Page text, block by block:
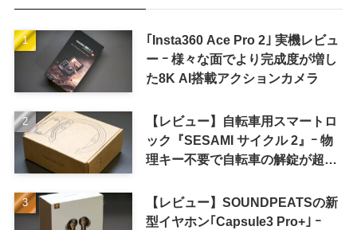
｢Insta360 Ace Pro 2｣ 実機レビュ
ー ｰ 様々な面でより完成度が増し
た8K AI搭載アクションカメラ
【レビュー】自転車用スマートロ
ック『SESAMI サイクル 2』ｰ 物
理キー不要で自転車の解錠が超簡
【レビュー】SOUNDPEATSの新
型イヤホン｢Capsule3 Pro+｣ ｰ